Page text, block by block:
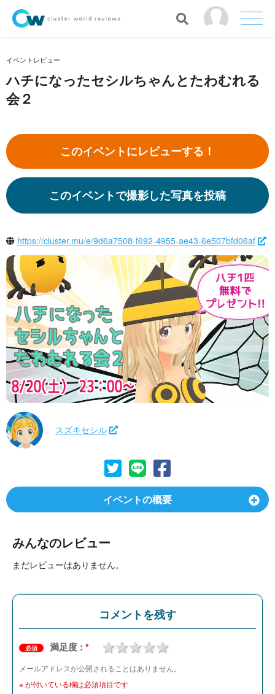
イベントレビュー
ハチになったセシルちゃんとたわむれる
会２
このイベントにレビューする！
このイベントで撮影した写真を投稿
https://cluster.mu/e/9d6a7508-f692-4955-ae43-6e507bfd06af
スズキセシル
イベントの概要
みんなのレビュー
まだレビューはありません。
コメントを残す
必須 満足度 : * 4 stars
3 stars
2 stars
1 star
メールアドレスが公開されることはありません。
※が付いている欄は必須項目です